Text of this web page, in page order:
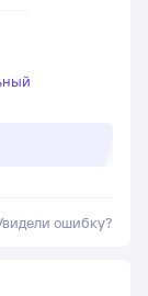
ошибку?